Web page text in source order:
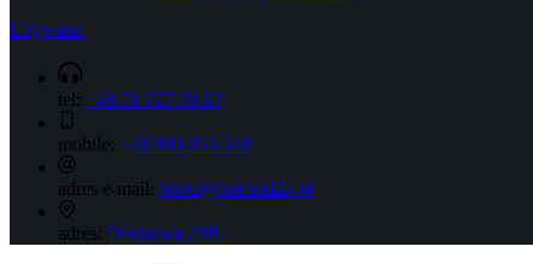
Używane
tel: +48 71 727 70 63
mobile: +48 880 853 548
adres e-mail: biuro@trakbud24.pl
adres: Dunkowa 28B